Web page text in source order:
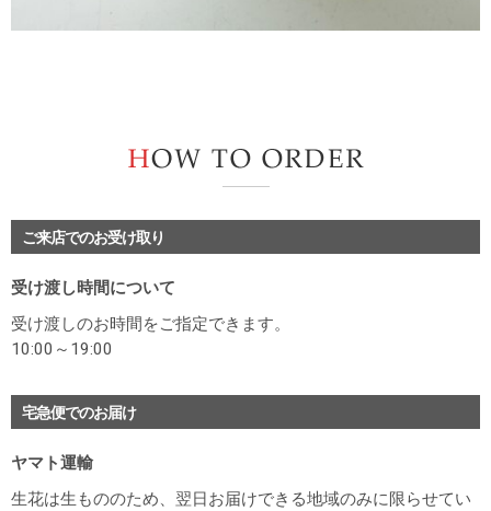
ご来店でのお受け取り
受け渡し時間について
受け渡しのお時間をご指定できます。
10:00～19:00
宅急便でのお届け
ヤマト運輸
生花は生もののため、翌日お届けできる地域のみに限らせてい